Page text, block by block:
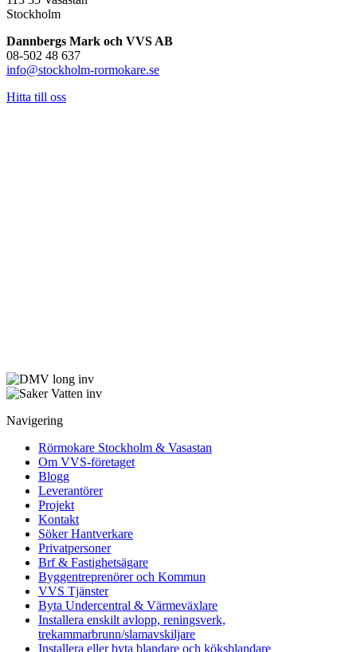
Stockholm
Dannbergs Mark och VVS AB
08-502 48 637
info@stockholm-rormokare.se
Hitta till oss
Navigering
Rörmokare Stockholm & Vasastan
Om VVS-företaget
Blogg
Leverantörer
Projekt
Kontakt
Söker Hantverkare
Privatpersoner
Brf & Fastighetsägare
Byggentreprenörer och Kommun
VVS Tjänster
Byta Undercentral & Värmeväxlare
Installera enskilt avlopp, reningsverk,
trekammarbrunn/slamavskiljare
Installera eller byta blandare och köksblandare